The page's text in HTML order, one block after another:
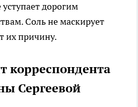
дорогим
Соль не маскирует
их причину.
корреспондента
Сергеевой